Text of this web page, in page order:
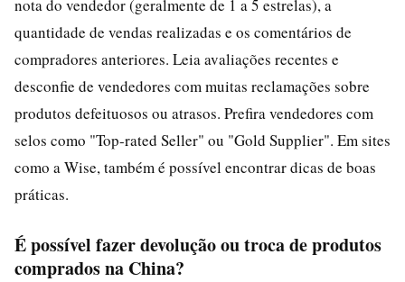
nota do vendedor (geralmente de 1 a 5 estrelas), a
quantidade de vendas realizadas e os comentários de
compradores anteriores. Leia avaliações recentes e
desconfie de vendedores com muitas reclamações sobre
produtos defeituosos ou atrasos. Prefira vendedores com
selos como "Top-rated Seller" ou "Gold Supplier". Em sites
como a Wise, também é possível encontrar dicas de boas
práticas.
É possível fazer devolução ou troca de produtos
comprados na China?